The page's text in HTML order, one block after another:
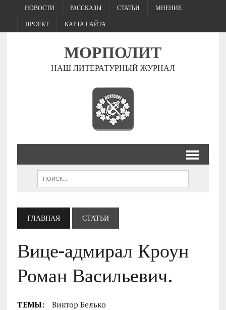
НОВОСТИ РАССКАЗЫ СТАТЬИ МНЕНИЕ
ПРОЕКТ КАРТА САЙТА
МОРПОЛИТ
НАШ ЛИТЕРАТУРНЫЙ ЖУРНАЛ
ГЛАВНАЯ СТАТЬИ
Вице-адмирал Кроун
Роман Васильевич.
ТЕМЫ:
Виктор Белько